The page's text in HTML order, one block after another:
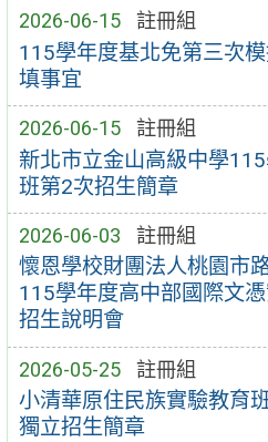
2026-06-15 註冊組
115學年度基北免第三次
填事宜
2026-06-15 註冊組
新北市立金山高級中學
班第2次招生簡章
2026-06-03 註冊組
懷恩學校財團法人桃園市
115學年度高中部國際文
招生說明會
2026-05-25 註冊組
小清華原住民族實驗教育
獨立招生簡章